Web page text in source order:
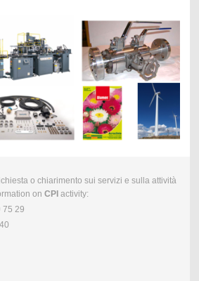
o chiarimento sui servizi e sulla attività
on CPIactivity:
75 29